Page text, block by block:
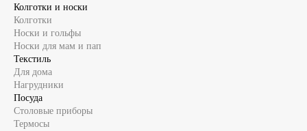
Колготки и носки
Колготки
Носки и гольфы
Носки для мам и пап
Текстиль
Для дома
Нагрудники
Посуда
Столовые приборы
Термосы